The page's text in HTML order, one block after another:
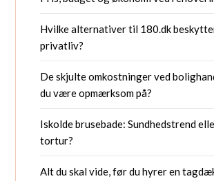
Hvilke alternativer til 180.dk
privatliv?
De skjulte omkostninger ved
du være opmærksom på?
Iskolde brusebade: Sundhedstrend
tortur?
Alt du skal vide, før du hyrer en